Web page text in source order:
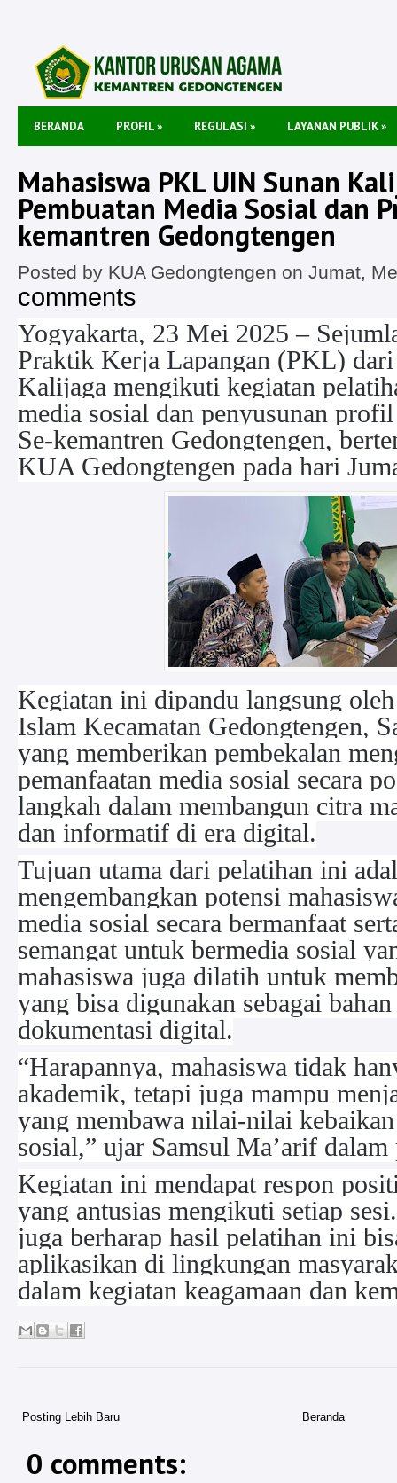
BERANDA PROFIL» REGULASI » LAYANAN PUBLIK»
Mahasiswa PKL UIN Sunan
Pembuatan Media Sosial dan
kemantren Gedongtengen
Posted by KUA Gedongtengen on Jumat,
comments
Yogyakarta, 23 Mei 2025 –
Praktik Kerja Lapangan (PKL)
Kalijaga mengikuti kegiatan
media sosial dan penyusunan
Se-kemantren Gedongtengen,
KUA Gedongtengen pada hari
Kegiatan ini dipandu langsung
Islam Kecamatan Gedongtengen,
yang memberikan pembekalan
pemanfaatan media sosial secara
langkah dalam membangun citra
dan informatif di era digital.
Tujuan utama dari pelatihan ini
mengembangkan potensi
media sosial secara bermanfaat
semangat untuk bermedia sosial
mahasiswa juga dilatih untuk
yang bisa digunakan sebagai
dokumentasi digital.
“Harapannya, mahasiswa tidak
akademik, tetapi juga mampu
yang membawa nilai-nilai
sosial,” ujar Samsul Ma’arif dalam
Kegiatan ini mendapat respon
yang antusias mengikuti setiap
juga berharap hasil pelatihan ini
aplikasikan di lingkungan
dalam kegiatan keagamaan dan
Posting Lebih Baru Beranda
0 comments: